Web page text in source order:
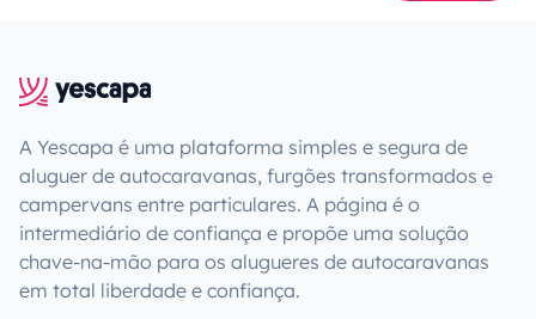
A Yescapa é uma plataforma simples e segura de
aluguer de autocaravanas, furgões transformados e
campervans entre particulares. A página é o
intermediário de confiança e propõe uma solução
chave-na-mão para os alugueres de autocaravanas
em total liberdade e confiança.